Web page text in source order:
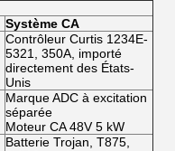
Système CA
Contrôleur Curtis 1234E-
5321, 350A, importé
directement des États-
Unis
Marque ADC à excitation
séparée
Moteur CA 48V 5 kW
Batterie Trojan, T875,